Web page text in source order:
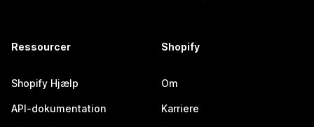
Ressourcer
Shopify Hjælp
API-dokumentation
Shopify
Om
Karriere